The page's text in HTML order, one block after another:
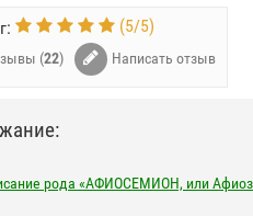
(5/5)
(22) Написать отзыв
рода «АФИОСЕМИОН, или